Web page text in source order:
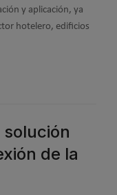
y aplicación, ya
hotelero, edificios
solución
de la